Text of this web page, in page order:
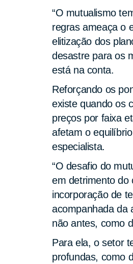
“O mutualismo
regras ameaça o
elitização dos
desastre para os
está na conta.
Reforçando os
existe quando os
preços por faixa
afetam o
especialista.
“O desafio do
em detrimento do
incorporação de
acompanhada da
não antes, como
Para ela, o setor
profundas, como